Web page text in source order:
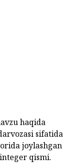
haqida
sifatida
joylashgan
qismi.